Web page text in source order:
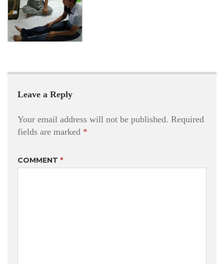
Leave a Reply
Your email address will not be published. Required
fields are marked *
COMMENT *